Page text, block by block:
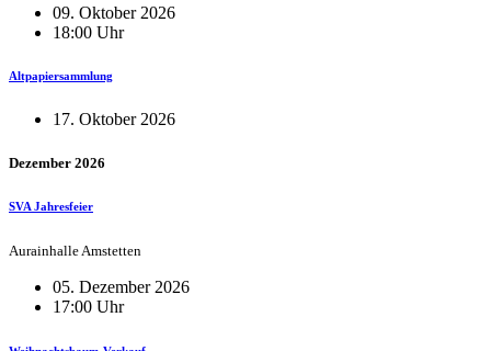
09. Oktober 2026
18:00 Uhr
Altpapiersammlung
17. Oktober 2026
Dezember 2026
SVA Jahresfeier
Aurainhalle Amstetten
05. Dezember 2026
17:00 Uhr